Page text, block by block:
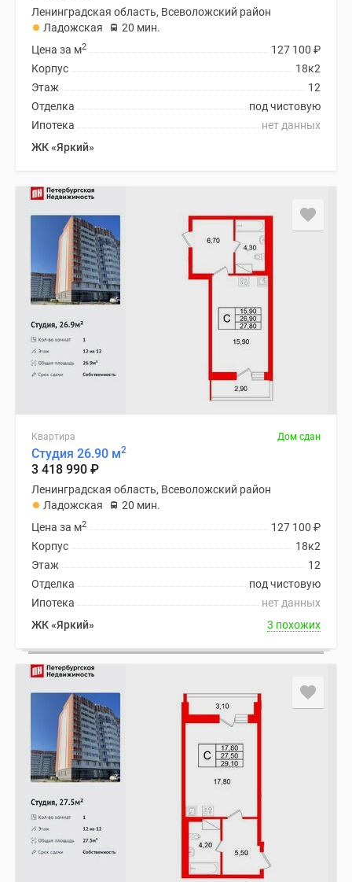
Ленинградская область, Всеволожский район
Ладожская
20 мин.
127 100 ₽
Цена за м2
18к2
Корпус
12
Этаж
под чистовую
Отделка
нет данных
Ипотека
ЖК «Яркий»
Квартира Дом сдан
Студия 26.90 м2
3 418 990 ₽
Ленинградская область, Всеволожский район
Ладожская
20 мин.
127 100 ₽
Цена за м2
18к2
Корпус
12
Этаж
под чистовую
Отделка
нет данных
Ипотека
ЖК «Яркий»
3 похожих